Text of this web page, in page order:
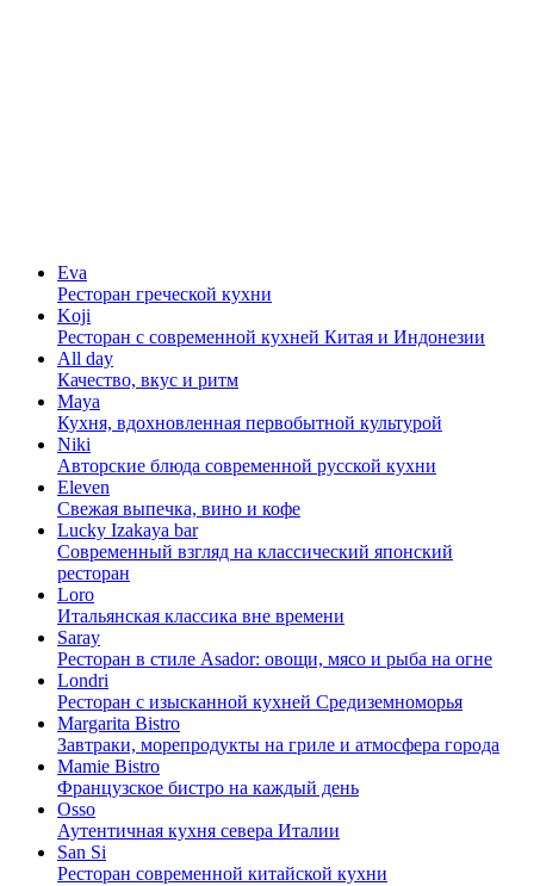
Eva
Ресторан греческой кухни
Koji
Ресторан с cовременной кухней Китая и Индонезии
All day
Качество, вкус и ритм
Maya
Кухня, вдохновленная первобытной культурой
Niki
Авторские блюда современной русской кухни
Eleven
Свежая выпечка, вино и кофе
Lucky Izakaya bar
Современный взгляд на классический японский
ресторан
Loro
Итальянская классика вне времени
Saray
Ресторан в стиле Asador: овощи, мясо и рыба на огне
Londri
Ресторан с изысканной кухней Средиземноморья
Margarita Bistro
Завтраки, морепродукты на гриле и атмосфера города
Mamie Bistro
Французское бистро на каждый день
Osso
Аутентичная кухня севера Италии
San Si
Ресторан современной китайской кухни